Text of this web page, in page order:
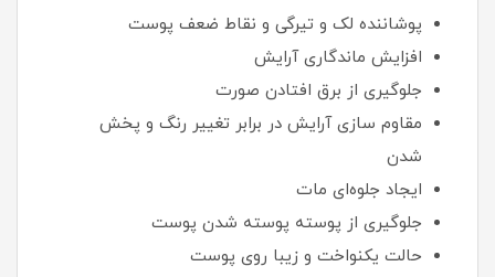
پوشاننده لک و تیرگی و نقاط ضعف پوست
افزایش ماندگاری آرایش
جلوگیری از برق افتادن صورت
مقاوم سازی آرایش در برابر تغییر رنگ و پخش
شدن
ایجاد جلوه‌ای مات
جلوگیری از پوسته پوسته شدن پوست
حالت یکنواخت و زیبا روی پوست